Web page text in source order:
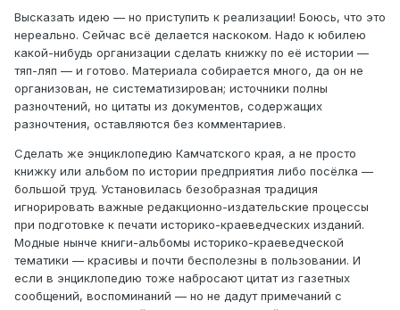
Высказать идею — но приступить к реализации! Боюсь, что это
нереально. Сейчас всё делается наскоком. Надо к юбилею
какой-нибудь организации сделать книжку по её истории —
тяп-ляп — и готово. Материала собирается много, да он не
организован, не систематизирован; источники полны
разночтений, но цитаты из документов, содержащих
разночтения, оставляются без комментариев.
Сделать же энциклопедию Камчатского края, а не просто
книжку или альбом по истории предприятия либо посёлка —
большой труд. Установилась безобразная традиция
игнорировать важные редакционно-издательские процессы
при подготовке к печати историко-краеведческих изданий.
Модные нынче книги-альбомы историко-краеведческой
тематики — красивы и почти бесполезны в пользовании. И
если в энциклопедию тоже набросают цитат из газетных
сообщений, воспоминаний — но не дадут примечаний с